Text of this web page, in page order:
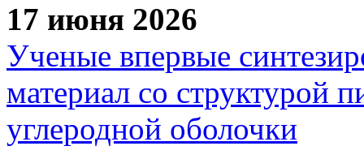
17 июня 2026
Ученые впервые
материал со структурой
углеродной оболочки